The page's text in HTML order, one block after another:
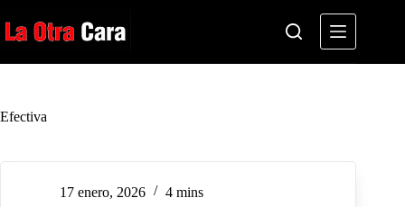
al
contenido
Efectiva
17 enero, 2026 4 mins